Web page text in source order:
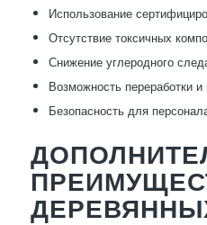
Использование
Отсутствие токсичных
Снижение углеродного
Возможность переработки и
Безопасность для